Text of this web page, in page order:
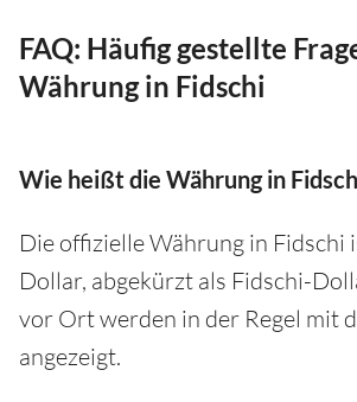
FAQ: Häufig gestellte
Währung in Fidschi
Wie heißt die Währung in
Die offizielle Währung in Fidschi
Dollar, abgekürzt als Fidschi-
vor Ort werden in der Regel mit
angezeigt.